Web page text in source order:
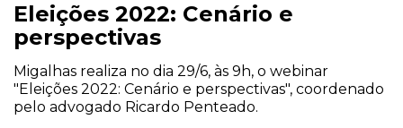
Eleições 2022: Cenário e
perspectivas
Migalhas realiza no dia 29/6, às 9h, o webinar
"Eleições 2022: Cenário e perspectivas", coordenado
pelo advogado Ricardo Penteado.